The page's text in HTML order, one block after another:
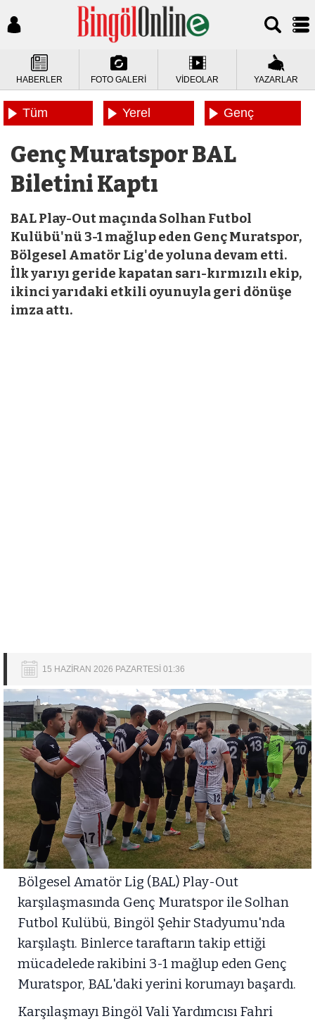
HABERLER FOTO GALERİ VİDEOLAR YAZARLAR
Tüm
Yerel
Genç
Genç Muratspor BAL
Biletini Kaptı
BAL Play-Out maçında Solhan Futbol
Kulübü'nü 3-1 mağlup eden Genç Muratspor,
Bölgesel Amatör Lig'de yoluna devam etti.
İlk yarıyı geride kapatan sarı-kırmızılı ekip,
ikinci yarıdaki etkili oyunuyla geri dönüşe
imza attı.
15 HAZİRAN 2026 PAZARTESİ 01:36
Bölgesel Amatör Lig (BAL) Play-Out
karşılaşmasında Genç Muratspor ile Solhan
Futbol Kulübü, Bingöl Şehir Stadyumu'nda
karşılaştı. Binlerce taraftarın takip ettiği
mücadelede rakibini 3-1 mağlup eden Genç
Muratspor, BAL'daki yerini korumayı başardı.
Karşılaşmayı Bingöl Vali Yardımcısı Fahri